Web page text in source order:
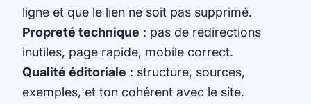
ligne et que le lien ne soit pas supprimé.
Propreté technique : pas de redirections
inutiles, page rapide, mobile correct.
Qualité éditoriale : structure, sources,
exemples, et ton cohérent avec le site.